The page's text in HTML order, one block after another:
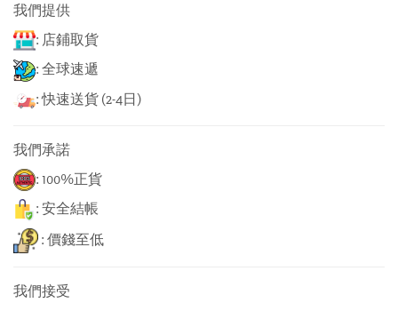
我們提供
: 店鋪取貨
: 全球速遞
: 快速送貨 (2-4日)
我們承諾
: 100%正貨
: 安全結帳
: 價錢至低
我們接受